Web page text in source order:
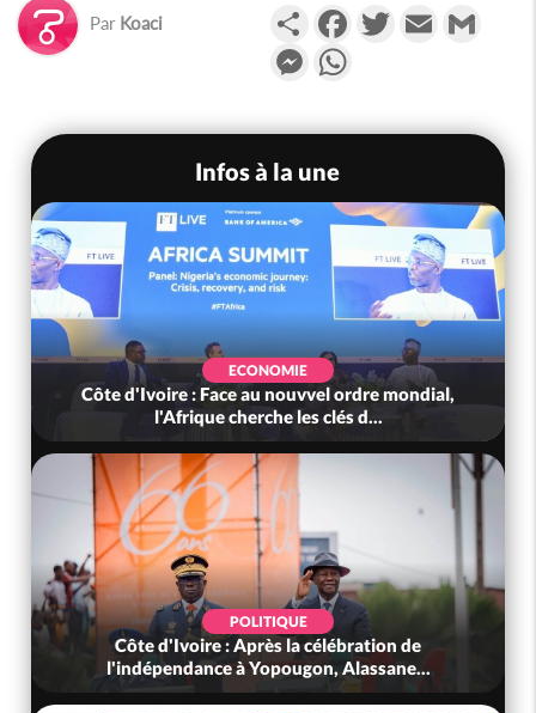
Par Koaci PartagerFacebookTwitterEmail
Messenger
Infos à la une
ECONOMIE
Côte d'Ivoire : Face au nouvvel ordre mondial,
l'Afrique cherche les clés d...
POLITIQUE
Côte d'Ivoire : Après la célébration de
l'indépendance à Yopougon, Alassane...